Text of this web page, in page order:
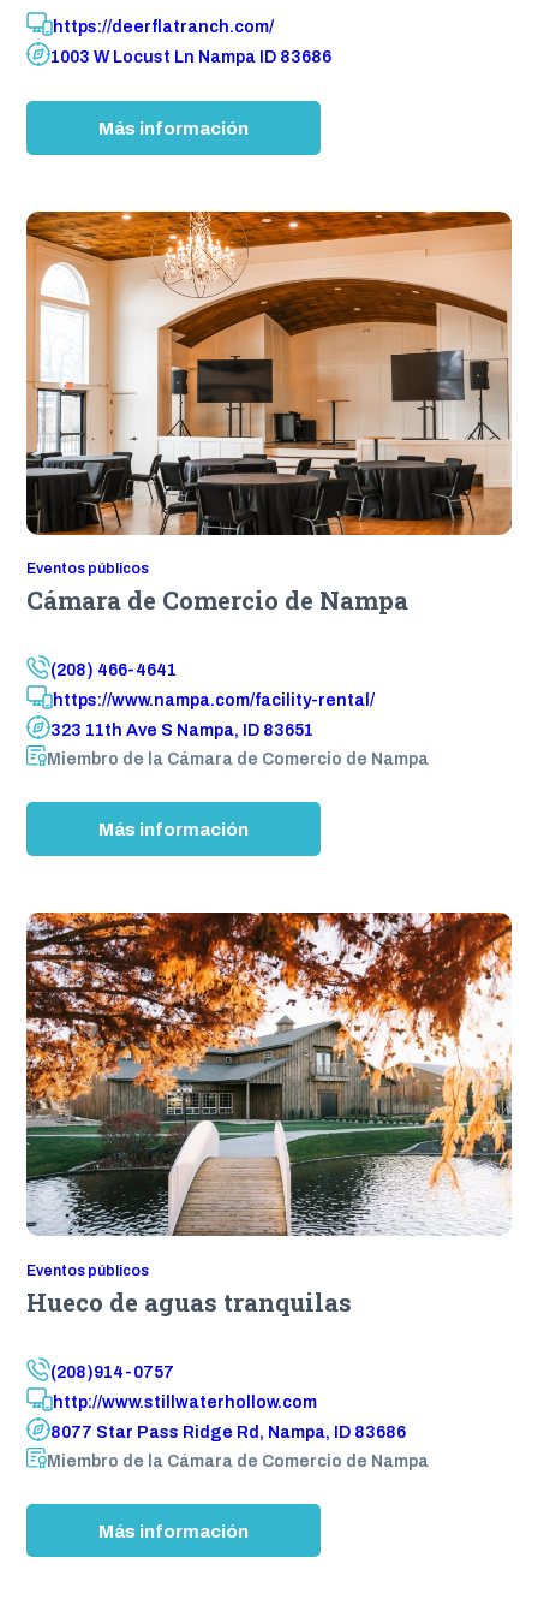
https://deerflatranch.com/
1003 W Locust Ln Nampa ID 83686
Más información:
D
r
F
a
t
R
a
n
h
Eventos públicos
Cámara de Comercio de Nampa
(208) 466-4641
https://www.nampa.com/facility-rental/
323 11th Ave S Nampa, ID 83651
Miembro de la Cámara de Comercio de Nampa
Más información:
N
p
a
C
h
a
m
b
e
r
o
f
C
o
e
Eventos públicos
Hueco de aguas tranquilas
(208)914-0757
http://www.stillwaterhollow.com
8077 Star Pass Ridge Rd, Nampa, ID 83686
Miembro de la Cámara de Comercio de Nampa
Más información:
S